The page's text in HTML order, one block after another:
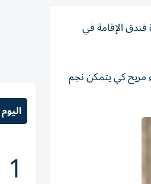
الإقامة في
مريح كي يتمكن نجم
اليوم
1